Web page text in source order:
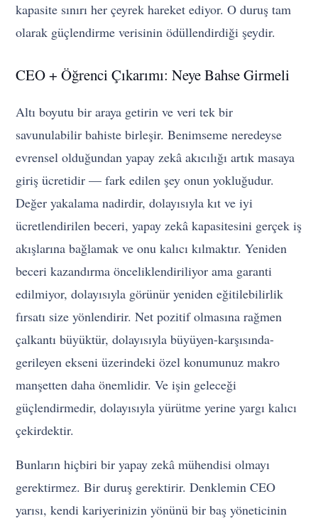
kapasite sınırı her çeyrek hareket ediyor. O duruş tam
olarak güçlendirme verisinin ödüllendirdiği şeydir.
CEO + Öğrenci Çıkarımı: Neye Bahse Girmeli
Altı boyutu bir araya getirin ve veri tek bir
savunulabilir bahiste birleşir. Benimseme neredeyse
evrensel olduğundan yapay zekâ akıcılığı artık masaya
giriş ücretidir — fark edilen şey onun yokluğudur.
Değer yakalama nadirdir, dolayısıyla kıt ve iyi
ücretlendirilen beceri, yapay zekâ kapasitesini gerçek iş
akışlarına bağlamak ve onu kalıcı kılmaktır. Yeniden
beceri kazandırma önceliklendiriliyor ama garanti
edilmiyor, dolayısıyla görünür yeniden eğitilebilirlik
fırsatı size yönlendirir. Net pozitif olmasına rağmen
çalkantı büyüktür, dolayısıyla büyüyen-karşısında-
gerileyen ekseni üzerindeki özel konumunuz makro
manşetten daha önemlidir. Ve işin geleceği
güçlendirmedir, dolayısıyla yürütme yerine yargı kalıcı
çekirdektir.
Bunların hiçbiri bir yapay zekâ mühendisi olmayı
gerektirmez. Bir duruş gerektirir. Denklemin CEO
yarısı, kendi kariyerinizin yönünü bir baş yöneticinin